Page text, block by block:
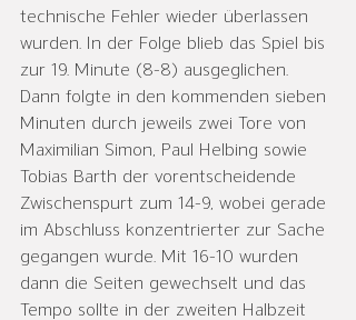
technische Fehler wieder überlassen
wurden. In der Folge blieb das Spiel bis
zur 19. Minute (8-8) ausgeglichen.
Dann folgte in den kommenden sieben
Minuten durch jeweils zwei Tore von
Maximilian Simon, Paul Helbing sowie
Tobias Barth der vorentscheidende
Zwischenspurt zum 14-9, wobei gerade
im Abschluss konzentrierter zur Sache
gegangen wurde. Mit 16-10 wurden
dann die Seiten gewechselt und das
Tempo sollte in der zweiten Halbzeit